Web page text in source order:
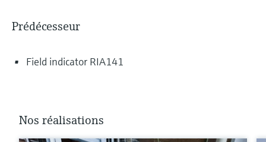
Prédécesseur
Field indicator RIA141
Nos réalisations